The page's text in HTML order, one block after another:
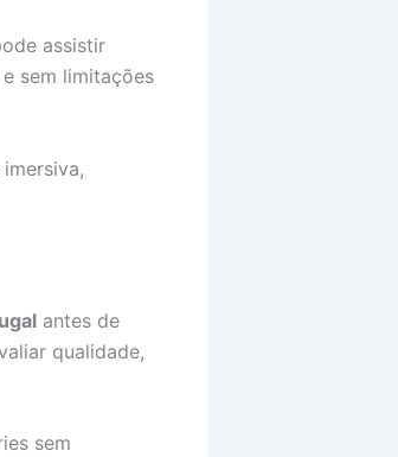
assistir
sem limitações
antes de
qualidade,
sem